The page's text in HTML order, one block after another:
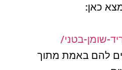
כאן:
להם באמת מתוך